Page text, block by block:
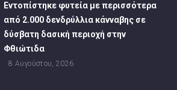
Εντοπίστηκε φυτεία με περισσότερα
από 2.000 δενδρύλλια κάνναβης σε
δύσβατη δασική περιοχή στην
Φθιώτιδα
8 Αυγούστου, 2026